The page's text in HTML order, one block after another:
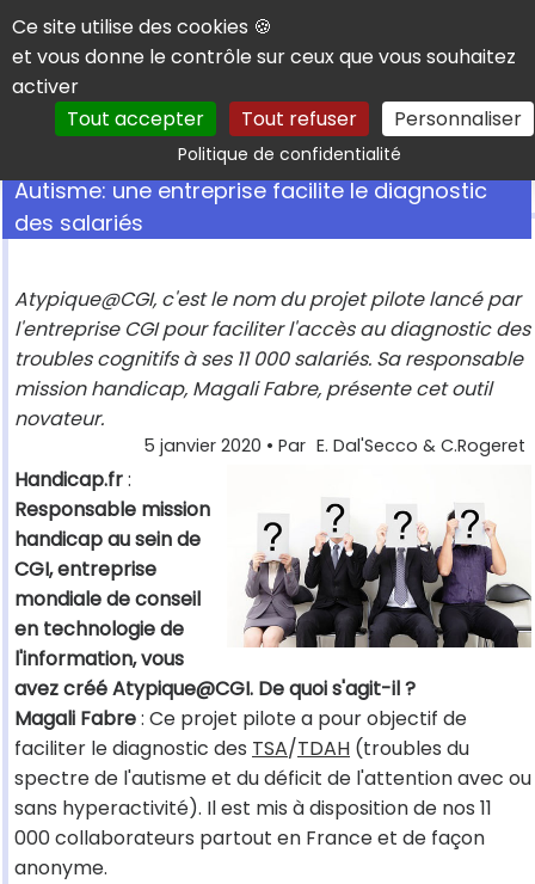
Panneau de gestion des cookies
Ce site utilise des cookies 🍪
et vous donne le contrôle sur ceux que vous souhaitez
activer
Tout accepter
Tout refuser Personnaliser
Politique de confidentialitéRechercher
Autisme: une entreprise facilite le diagnostic
des salariés
Atypique@CGI, c'est le nom du projet pilote lancé par
l'entreprise CGI pour faciliter l'accès au diagnostic des
troubles cognitifs à ses 11 000 salariés. Sa responsable
mission handicap, Magali Fabre, présente cet outil
novateur.
5 janvier 2020 • Par E. Dal'Secco & C.Rogeret
Handicap.fr:
Responsable mission
handicap au sein de
CGI, entreprise
mondiale de conseil
en technologie de
l'information, vous
avez créé Atypique@CGI. De quoi s'agit-il ?
Magali Fabre: Ce projet pilote a pour objectif de
faciliter le diagnostic des TSA/TDAH (troubles du
spectre de l'autisme et du déficit de l'attention avec ou
sans hyperactivité). Il est mis à disposition de nos 11
000 collaborateurs partout en France et de façon
anonyme.